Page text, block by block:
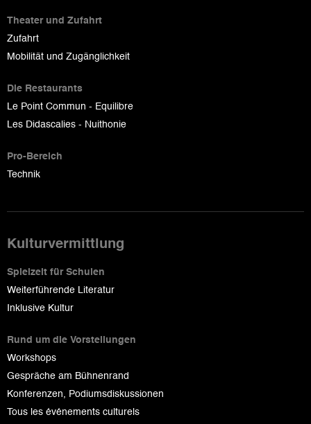
Theater und Zufahrt
Zufahrt
Mobilität und Zugänglichkeit
Die Restaurants
Le Point Commun - Equilibre
Les Didascalies - Nuithonie
Pro-Bereich
Technik
Kulturvermittlung
Spielzeit für Schulen
Weiterführende Literatur
Inklusive Kultur
Rund um die Vorstellungen
Workshops
Gespräche am Bühnenrand
Konferenzen, Podiumsdiskussionen
Tous les événements culturels